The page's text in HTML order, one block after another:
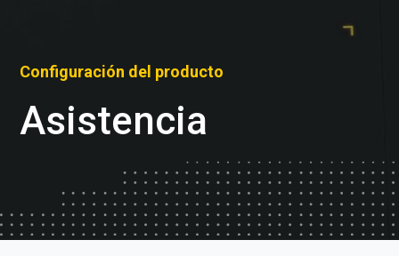
Configuración del producto
Asistencia